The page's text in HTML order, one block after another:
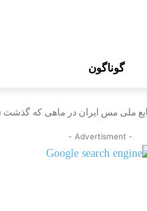
گوناگون
- Advertisment -